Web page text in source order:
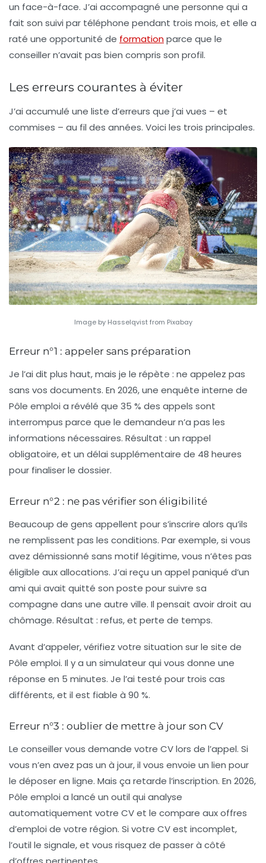
un face-à-face. J’ai accompagné une personne qui a
fait son suivi par téléphone pendant trois mois, et elle a
raté une opportunité de formationparce que le
conseiller n’avait pas bien compris son profil.
Les erreurs courantes à éviter
J’ai accumulé une liste d’erreurs que j’ai vues – et
commises – au fil des années. Voici les trois principales.
Image by Hasselqvist from Pixabay
Erreur n°1 : appeler sans préparation
Je l’ai dit plus haut, mais je le répète : ne appelez pas
sans vos documents. En 2026, une enquête interne de
Pôle emploi a révélé que 35 % des appels sont
interrompus parce que le demandeur n’a pas les
informations nécessaires. Résultat : un rappel
obligatoire, et un délai supplémentaire de 48 heures
pour finaliser le dossier.
Erreur n°2 : ne pas vérifier son éligibilité
Beaucoup de gens appellent pour s’inscrire alors qu’ils
ne remplissent pas les conditions. Par exemple, si vous
avez démissionné sans motif légitime, vous n’êtes pas
éligible aux allocations. J’ai reçu un appel paniqué d’un
ami qui avait quitté son poste pour suivre sa
compagne dans une autre ville. Il pensait avoir droit au
chômage. Résultat : refus, et perte de temps.
Avant d’appeler, vérifiez votre situation sur le site de
Pôle emploi. Il y a un simulateur qui vous donne une
réponse en 5 minutes. Je l’ai testé pour trois cas
différents, et il est fiable à 90 %.
Erreur n°3 : oublier de mettre à jour son CV
Le conseiller vous demande votre CV lors de l’appel. Si
vous n’en avez pas un à jour, il vous envoie un lien pour
le déposer en ligne. Mais ça retarde l’inscription. En 2026,
Pôle emploi a lancé un outil qui analyse
automatiquement votre CV et le compare aux offres
d’emploi de votre région. Si votre CV est incomplet,
l’outil le signale, et vous risquez de passer à côté